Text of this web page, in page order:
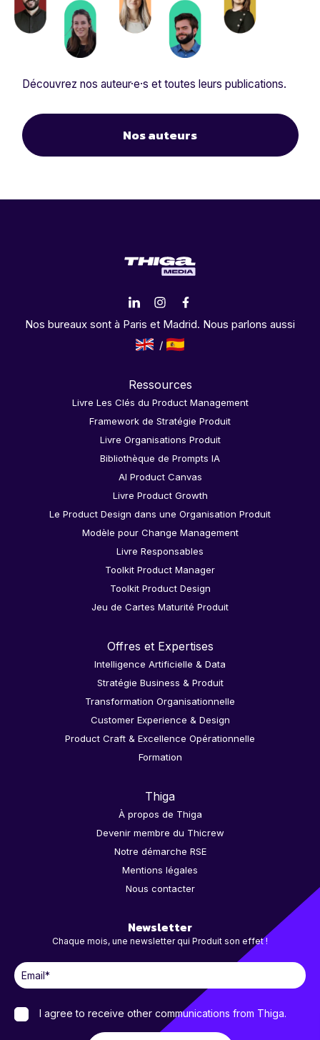
Découvrez nos auteur·e·s et toutes leurs publications.
Nos auteurs
Nos bureaux sont à Paris et Madrid. Nous parlons aussi
Ressources
Livre Les Clés du Product Management
Framework de Stratégie Produit
Livre Organisations Produit
Bibliothèque de Prompts IA
AI Product Canvas
Livre Product Growth
Le Product Design dans une Organisation Produit
Modèle pour Change Management
Livre Responsables
Toolkit Product Manager
Toolkit Product Design
Jeu de Cartes Maturité Produit
Offres et Expertises
Intelligence Artificielle & Data
Stratégie Business & Produit
Transformation Organisationnelle
Customer Experience & Design
Product Craft & Excellence Opérationnelle
Formation
Thiga
À propos de Thiga
Devenir membre du Thicrew
Notre démarche RSE
Mentions légales
Nous contacter
Newsletter
Chaque mois, une newsletter qui Produit son effet !
I agree to receive other communications from Thiga.